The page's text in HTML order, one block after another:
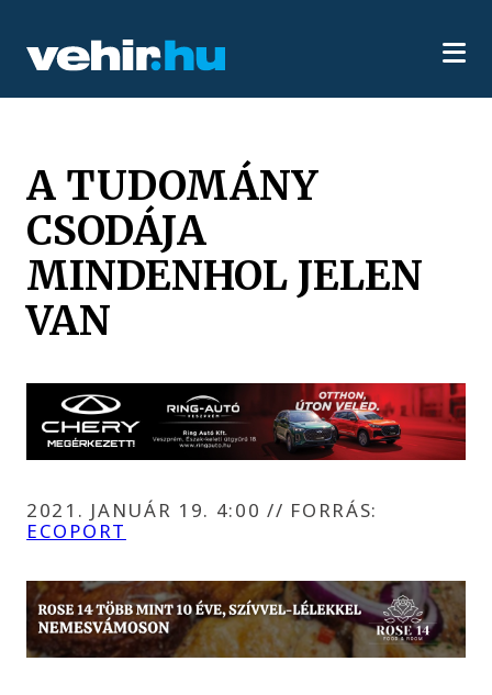
A TUDOMÁNY
CSODÁJA
MINDENHOL JELEN
VAN
2021. JANUÁR 19. 4:00// FORRÁS:
ECOPORT